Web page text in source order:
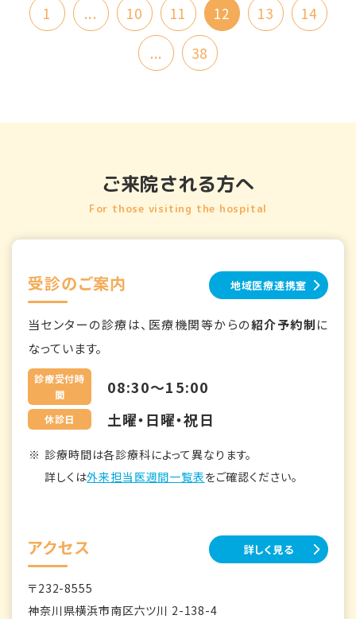
1 ... 10 11 12 13
14
...
38
ご来院される方へ
For those visiting the hospital
受診のご案内 地域医療連携室
当センターの診療は、医療機関等からの紹介予約制に
なっています。
診療受付時
間
08:30～15:00
休診日 土曜・日曜・祝日
診療時間は各診療科によって異なります。
詳しくは外来担当医週間一覧表をご確認ください。
アクセス 詳しく見る
〒232-8555
神奈川県横浜市南区六ツ川 2-138-4